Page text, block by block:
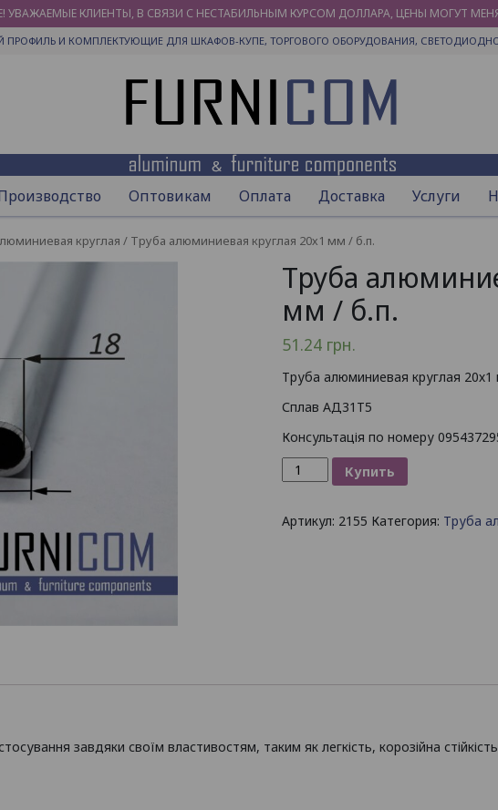
УВАЖАЕМЫЕ КЛИЕНТЫ, В СВЯЗИ С НЕСТАБИЛЬНЫМ КУРСОМ ДОЛЛАРА, ЦЕНЫ МОГУТ
И КОМПЛЕКТУЮЩИЕ ДЛЯ ШКАФОВ-КУПЕ, ТОРГОВОГО ОБОРУДОВАНИЯ,
Оптовикам Оплата Доставка Услуги
круглая / Труба алюминиевая круглая 20х1 мм / б.п.
Труба
мм / б.п.
51.24 грн.
Труба алюминиевая круглая
Сплав АД31Т5
Консультація по номеру
Количество
товара
алюминиевая
Купить
Артикул: 2155 Категория: Труба
завдяки своїм властивостям, таким як легкість, корозійна